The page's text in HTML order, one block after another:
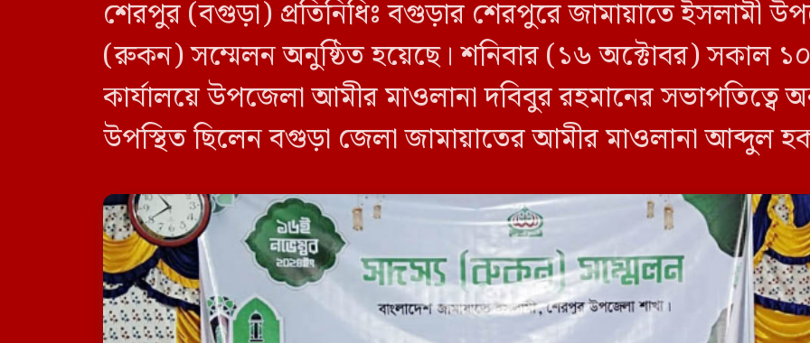
শেরপুর (বগুড়া) প্রতিনিধিঃ বগুড়ার শেরপুরে জামায়াতে ইসলামী
(রুকন) সম্মেলন অনুষ্ঠিত হয়েছে। শনিবার (১৬ অক্টোবর) সকাল
কার্যালয়ে উপজেলা আমীর মাওলানা দবিবুর রহমানের সভাপতিত্বে
উপস্থিত ছিলেন বগুড়া জেলা জামায়াতের আমীর মাওলানা আব্দুল